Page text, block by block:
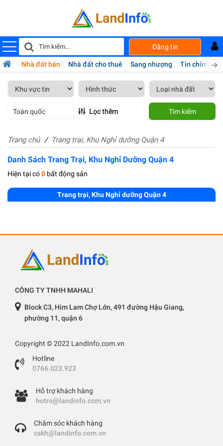
Đăng tin
Nhà đất bán Nhà đất cho thuê Sang nhượng Tin chính chủ
Toàn quốc Lọc thêm Tìm kiếm
Trang chủ Trang trại, Khu Nghỉ dưỡng Quận 4
Danh Sách Trang Trại, Khu Nghỉ Dưỡng Quận 4
Hiện tại có0 bất động sản
Trang trại, Khu Nghỉ dưỡng Quận 4
CÔNG TY TNHH MAHALI
Block C3, Him Lam Chợ Lớn, 491 đường Hậu Giang,
phường 11, quận 6
Copyright © 2022 LandInfo.com.vn
Hotline
0766.023.923
Hỗ trợ khách hàng
hotro@landinfo.com.vn
Chăm sóc khách hàng
cskh@landinfo.com.vn